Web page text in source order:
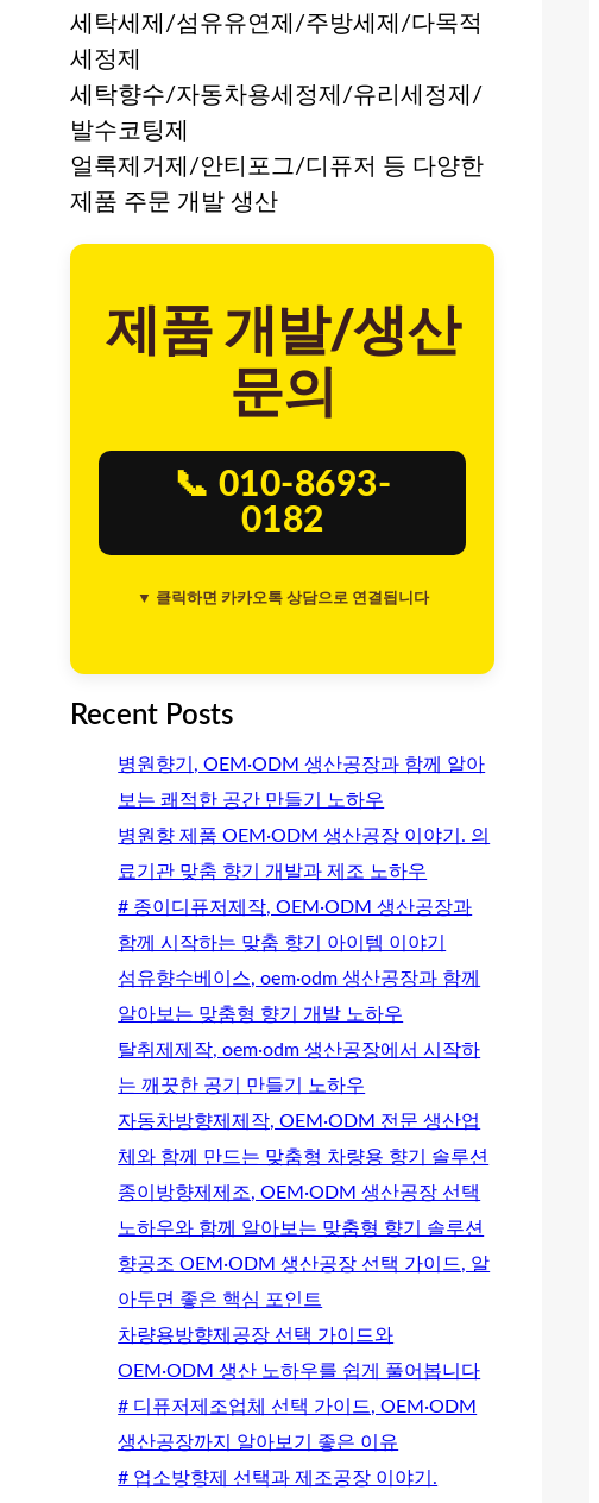
세탁세제/섬유유연제/주방세제/다목적
세정제
세탁향수/자동차용세정제/유리세정제/
발수코팅제
얼룩제거제/안티포그/디퓨저 등 다양한
제품 주문 개발 생산
제품 개발/생산
문의
📞 010-8693-
0182
▼ 클릭하면 카카오톡 상담으로 연결됩니다
Recent Posts
병원향기, OEM·ODM 생산공장과 함께 알아
보는 쾌적한 공간 만들기 노하우
병원향 제품 OEM·ODM 생산공장 이야기. 의
료기관 맞춤 향기 개발과 제조 노하우
# 종이디퓨저제작, OEM·ODM 생산공장과
함께 시작하는 맞춤 향기 아이템 이야기
섬유향수베이스, oem·odm 생산공장과 함께
알아보는 맞춤형 향기 개발 노하우
탈취제제작, oem·odm 생산공장에서 시작하
는 깨끗한 공기 만들기 노하우
자동차방향제제작, OEM·ODM 전문 생산업
체와 함께 만드는 맞춤형 차량용 향기 솔루션
종이방향제제조, OEM·ODM 생산공장 선택
노하우와 함께 알아보는 맞춤형 향기 솔루션
향공조 OEM·ODM 생산공장 선택 가이드, 알
아두면 좋은 핵심 포인트
차량용방향제공장 선택 가이드와
OEM·ODM 생산 노하우를 쉽게 풀어봅니다
# 디퓨저제조업체 선택 가이드, OEM·ODM
생산공장까지 알아보기 좋은 이유
# 업소방향제 선택과 제조공장 이야기.